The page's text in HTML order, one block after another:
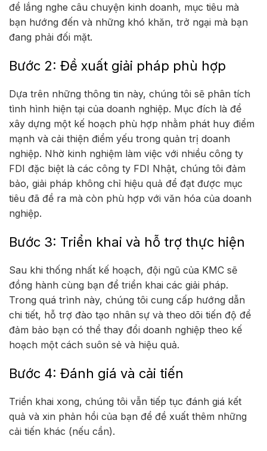
để lắng nghe câu chuyện kinh doanh, mục tiêu mà
bạn hướng đến và những khó khăn, trở ngại mà bạn
đang phải đối mặt.
Bước 2: Đề xuất giải pháp phù hợp
Dựa trên những thông tin này, chúng tôi sẽ phân tích
tình hình hiện tại của doanh nghiệp. Mục đích là để
xây dựng một kế hoạch phù hợp nhằm phát huy điểm
mạnh và cải thiện điểm yếu trong quản trị doanh
nghiệp. Nhờ kinh nghiệm làm việc với nhiều công ty
FDI đặc biệt là các công ty FDI Nhật, chúng tôi đảm
bảo, giải pháp không chỉ hiệu quả để đạt được mục
tiêu đã đề ra mà còn phù hợp với văn hóa của doanh
nghiệp.
Bước 3: Triển khai và hỗ trợ thực hiện
Sau khi thống nhất kế hoạch, đội ngũ của KMC sẽ
đồng hành cùng bạn để triển khai các giải pháp.
Trong quá trình này, chúng tôi cung cấp hướng dẫn
chi tiết, hỗ trợ đào tạo nhân sự và theo dõi tiến độ để
đảm bảo bạn có thể thay đổi doanh nghiệp theo kế
hoạch một cách suôn sẻ và hiệu quả.
Bước 4: Đánh giá và cải tiến
Triển khai xong, chúng tôi vẫn tiếp tục đánh giá kết
quả và xin phản hồi của bạn để đề xuất thêm những
cải tiến khác (nếu cần).